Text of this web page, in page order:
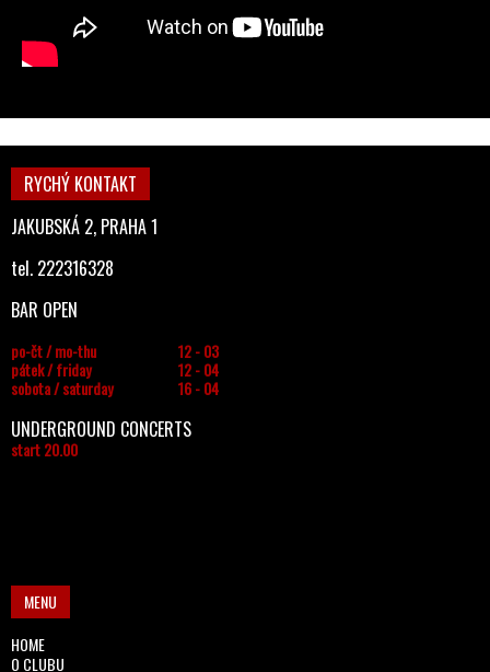
RYCHÝ KONTAKT
JAKUBSKÁ 2, PRAHA 1
tel. 222316328
BAR OPEN
po-čt / mo-thu
12 - 03
pátek / friday
12 - 04
sobota / saturday
16 - 04
UNDERGROUND CONCERTS
start 20.00
MENU
HOME
O CLUBU